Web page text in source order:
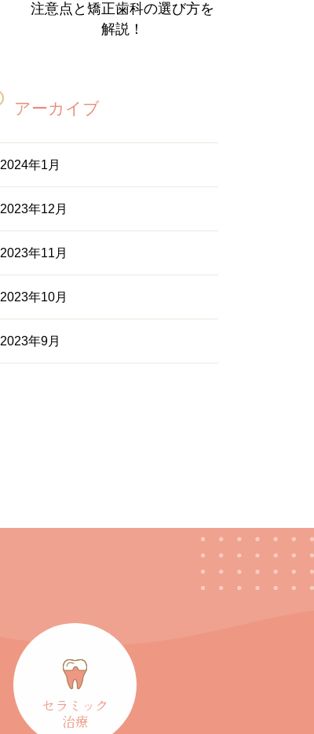
注意点と矯正歯科の選び方を
解説！
アーカイブ
2024年1月
2023年12月
2023年11月
2023年10月
2023年9月
セラミック
治療